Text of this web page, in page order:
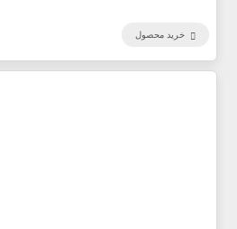
خرید محصول